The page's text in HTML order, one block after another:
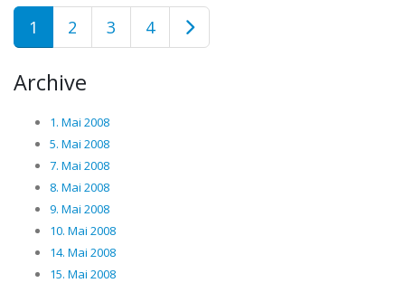
1 2 3 4
Archive
1. Mai 2008
5. Mai 2008
7. Mai 2008
8. Mai 2008
9. Mai 2008
10. Mai 2008
14. Mai 2008
15. Mai 2008